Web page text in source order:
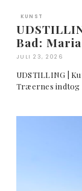
KUNST
Bad:
JULI 23, 2026
UDSTILLING |
Træernes